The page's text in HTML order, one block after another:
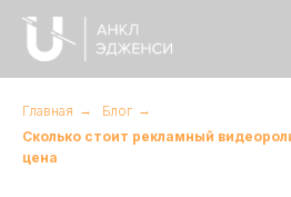
Главная → Блог →
Сколько стоит рекламный
цена